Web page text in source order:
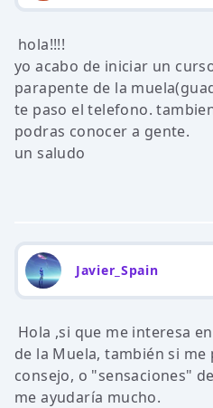
hola!!!!
yo acabo de iniciar un
parapente de la
te paso el telefono.
podras conocer a gente.
un saludo
Javier_Spain
Hola ,si que me interesa
de la Muela, también si me
consejo, o "sensaciones"
me ayudaría mucho.